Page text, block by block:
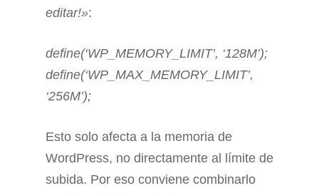
editar!»:
define(‘WP_MEMORY_LIMIT’, ‘128M’);
define(‘WP_MAX_MEMORY_LIMIT’,
‘256M’);
Esto solo afecta a la memoria de
WordPress, no directamente al límite de
subida. Por eso conviene combinarlo